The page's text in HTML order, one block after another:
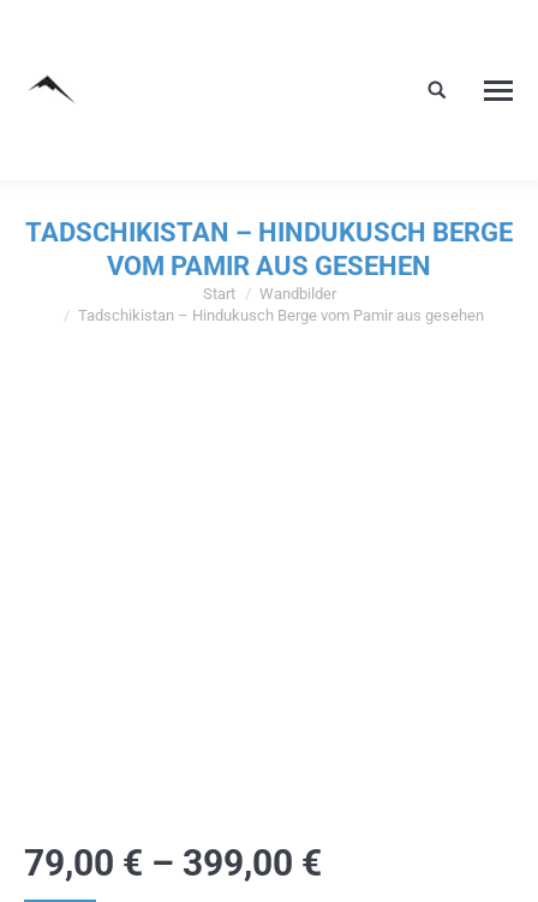
TADSCHIKISTAN – HINDUKUSCH BERGE
VOM PAMIR AUS GESEHEN
Start
Wandbilder
Tadschikistan – Hindukusch Berge vom Pamir aus gesehen
79,00 € – 399,00 €